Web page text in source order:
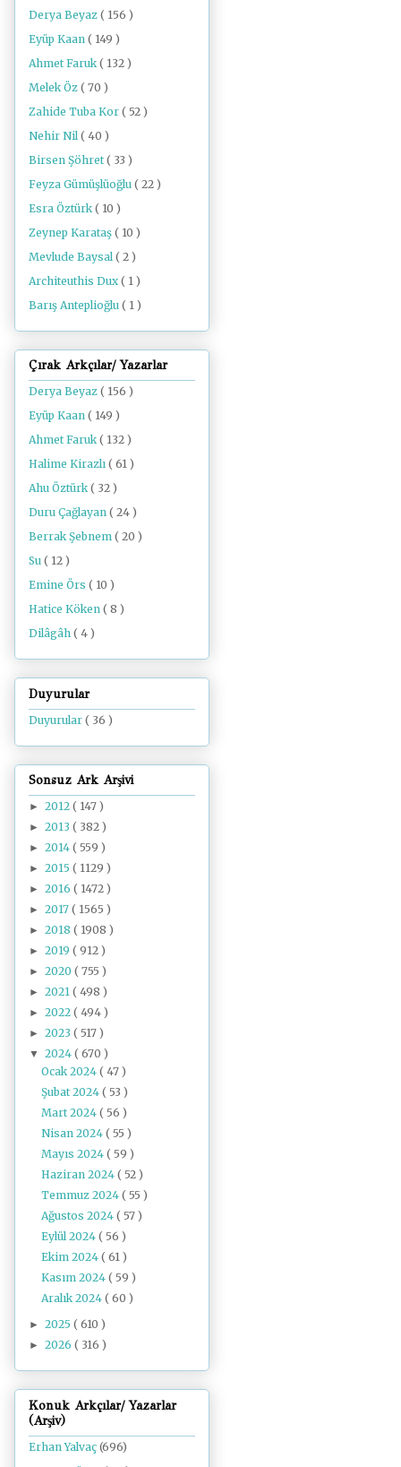
Derya Beyaz ( 156 )
Eyüp Kaan ( 149 )
Ahmet Faruk ( 132 )
Melek Öz ( 70 )
Zahide Tuba Kor ( 52 )
Nehir Nil ( 40 )
Birsen Şöhret ( 33 )
Feyza Gümüşlüoğlu ( 22 )
Esra Öztürk ( 10 )
Zeynep Karataş ( 10 )
Mevlude Baysal ( 2 )
Architeuthis Dux ( 1 )
Barış Anteplioğlu ( 1 )
Çırak Arkçılar/ Yazarlar
Derya Beyaz ( 156 )
Eyüp Kaan ( 149 )
Ahmet Faruk( 132 )
Halime Kirazlı ( 61 )
Ahu Öztürk( 32 )
Duru Çağlayan ( 24 )
Berrak Şebnem ( 20 )
Su ( 12 )
Emine Örs ( 10 )
Hatice Köken ( 8 )
Dilâgâh ( 4 )
Duyurular
Duyurular ( 36 )
Sonsuz Ark Arşivi
► 2012 ( 147 )
► 2013 ( 382 )
► 2014 ( 559 )
► 2015 ( 1129 )
► 2016 ( 1472 )
► 2017 ( 1565 )
► 2018 ( 1908 )
► 2019 ( 912 )
► 2020 ( 755 )
► 2021 ( 498 )
► 2022 ( 494 )
► 2023 ( 517 )
▼ 2024 ( 670 )
Ocak 2024( 47 )
Şubat 2024( 53 )
Mart 2024( 56 )
Nisan 2024( 55 )
Mayıs 2024( 59 )
Haziran 2024( 52 )
Temmuz 2024( 55 )
Ağustos 2024( 57 )
Eylül 2024( 56 )
Ekim 2024( 61 )
Kasım 2024( 59 )
Aralık 2024( 60 )
► 2025 ( 610 )
► 2026 ( 316 )
Konuk Arkçılar/ Yazarlar
(Arşiv)
Erhan Yalvaç (696)